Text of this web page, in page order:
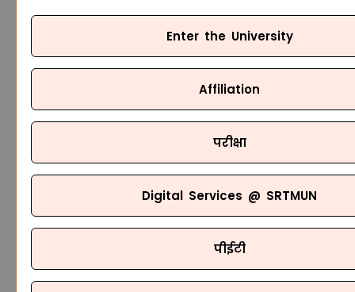
Enter the University
Affiliation
परीक्षा
Digital Services @ SRTMUN
पीईटी